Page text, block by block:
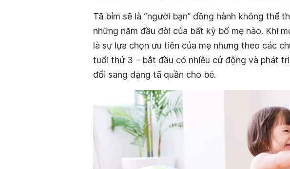
Tã bỉm sẽ là “người bạn” đồng hành không thể
những năm đầu đời của bất kỳ bố mẹ nào. Khi
là sự lựa chọn ưu tiên của mẹ nhưng theo các
tuổi thứ 3 – bắt đầu có nhiều cử động và phát
đổi sang dạng tã quần cho bé.